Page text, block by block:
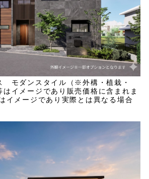
モダンスタイル（※外構・植栽・
イメージであり販売価格に含まれま
イメージであり実際とは異なる場合